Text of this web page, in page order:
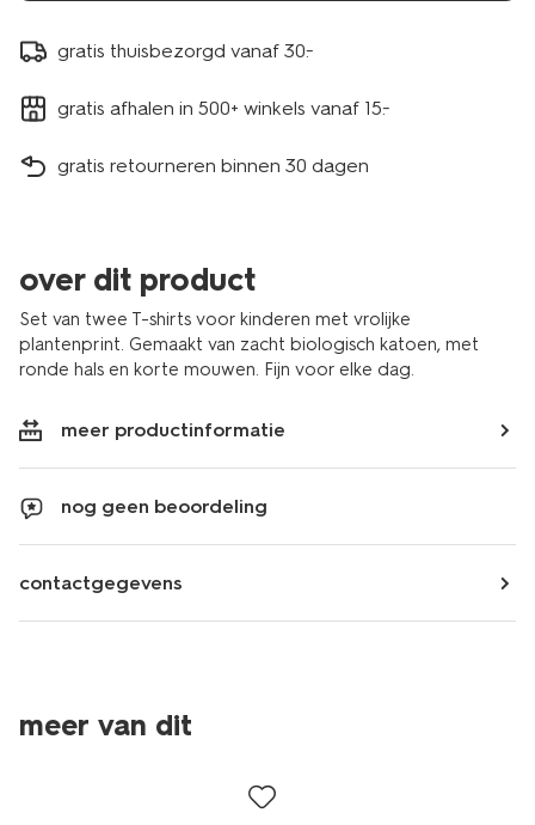
gratis thuisbezorgd vanaf 30.-
gratis afhalen in 500+ winkels vanaf 15.-
gratis retourneren binnen 30 dagen
over dit product
Set van twee T-shirts voor kinderen met vrolijke
plantenprint. Gemaakt van zacht biologisch katoen, met
ronde hals en korte mouwen. Fijn voor elke dag.
meer productinformatie
nog geen beoordeling
contactgegevens
meer van dit
sale